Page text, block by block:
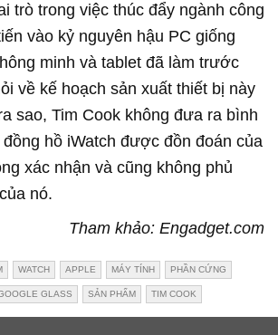
trò trong việc thúc đẩy ngành công
vào kỷ nguyên hậu PC giống
minh và tablet đã làm trước
về kế hoạch sản xuất thiết bị này
sao, Tim Cook không đưa ra bình
đồng hồ iWatch được đồn đoán của
xác nhận và cũng không phủ
nó.
Tham khảo: Engadget.com
WATCH APPLE MÁY TÍNH PHẦN CỨNG
GLASS SẢN PHẨM TIM COOK